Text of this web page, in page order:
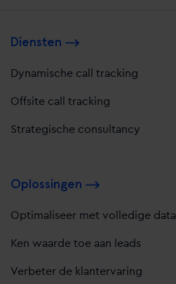
Diensten
Dynamische call tracking
Offsite call tracking
Strategische consultancy
Oplossingen
Optimaliseer met volledige data
Ken waarde toe aan leads
Verbeter de klantervaring